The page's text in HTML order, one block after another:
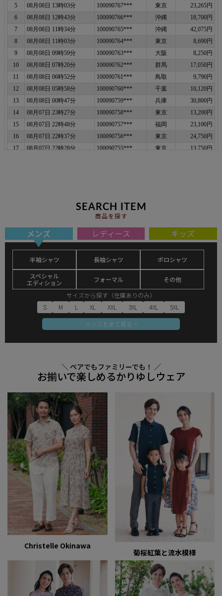
SEARCH ITEM
商品を探す
メンズ レディース キッズ
半袖シャツ 長袖シャツ
ポロシャツ
スペシャル
エディション
フォーマル
その他
サイズから探す（在庫ありのみ）
S
M L XL XXL 3XL 4XL
5XL
メンズを全て見る >
＼ ペアでもファミリーでも！ ／
お揃いで楽しめるかりゆしウェア
Christelle Okinawa
菊桜紅葉と流水模様